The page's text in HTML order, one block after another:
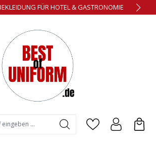
FÜR HOTEL & GASTRONOMIE